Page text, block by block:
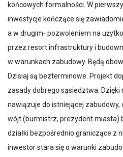
końcowych formalności. W
inwestycje kończące się
a w drugim- pozwoleniem na
przez resort infrastruktury i
w warunkach zabudowy. Będą
Dzisiaj są bezterminowe. Projekt
zasady dobrego sąsiedztwa. Dzięki
nawiązuje do istniejącej zabudowy,
wójt (burmistrz, prezydent miasta)
działki bezpośrednio graniczące z
inwestor stara się o warunki